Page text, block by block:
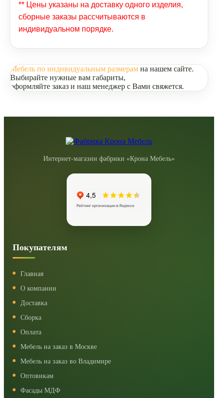
** Цены указаны на доставку одного изделия,
сборные заказы рассчитываются в
индивидуальном порядке.
Мебель по индивидуальным размерам на нашем сайте.
Выбирайте нужные вам габариты,
оформляйте заказ и наш менеджер с Вами свяжется.
Интернет-магазин фабрики «Крона Мебель»
Покупателям
Главная
О компании
Доставка
Сборка
Оплата
Мебель на заказ в Москве
Мебель на заказ во Владимире
Оптовикам
Фасады МДФ